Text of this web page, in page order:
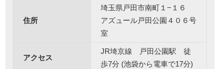
住所
埼玉県戸田市南町１−１６
アズュール戸田公園４０６号
室
アクセス
JR埼京線 戸田公園駅 徒
歩7分 (池袋から電車で17分)